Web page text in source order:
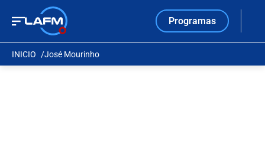
Programas
INICIO José Mourinho